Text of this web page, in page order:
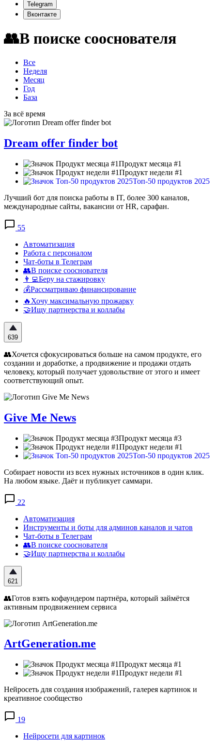
Telegram
Вконтакте
👥В поиске сооснователя
Все
Неделя
Месяц
Год
База
За всё время
Dream offer finder bot
Продукт месяца #1
Продукт недели #1
Топ-50 продуктов 2025
Лучший бот для поиска работы в IT, более 300 каналов,
международные сайты, вакансии от HR, сарафан.
55
Автоматизация
Работа с персоналом
Чат-боты в Телеграм
👥В поиске сооснователя
👨‍💻Беру на стажировку
💰Рассматриваю финансирование
🔥Хочу максимальную прожарку
🤝Ищу партнерства и коллабы
639
👥Хочется сфокусироваться больше на самом продукте, его
создании и доработке, а продвижение и продажи отдать
человеку, который получает удовольствие от этого и имеет
соответствующий опыт.
Give Me News
Продукт месяца #3
Продукт недели #1
Топ-50 продуктов 2025
Cобирает новости из всех нужных источников в один клик.
На любом языке. Даёт и публикует саммари.
22
Автоматизация
Инструменты и боты для админов каналов и чатов
Чат-боты в Телеграм
👥В поиске сооснователя
🤝Ищу партнерства и коллабы
621
👥Готов взять кофаундером партнёра, который займётся
активным продвижением сервиса
ArtGeneration.me
Продукт месяца #1
Продукт недели #1
Нейросеть для создания изображений, галерея картинок и
креативное сообщество
19
Нейросети для картинок